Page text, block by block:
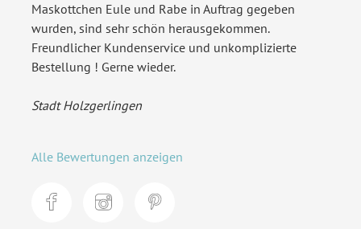
Maskottchen Eule und Rabe in Auftrag gegeben
wurden, sind sehr schön herausgekommen.
Freundlicher Kundenservice und unkomplizierte
Bestellung ! Gerne wieder.
Stadt Holzgerlingen
Alle Bewertungen anzeigen